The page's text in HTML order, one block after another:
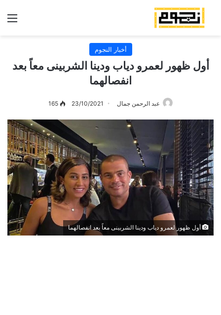
أخبار النجوم
أول ظهور لعمرو دياب ودينا الشربينى معاً بعد
انفصالهما
عبد الرحمن جمال 23/10/2021
165
أول ظهور لعمرو دياب ودينا الشربينى معاً بعد انفصالهما